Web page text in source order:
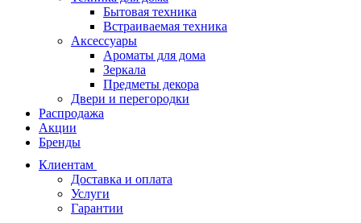
Бытовая техника
Встраиваемая техника
Аксессуары
Ароматы для дома
Зеркала
Предметы декора
Двери и перегородки
Распродажа
Акции
Бренды
Клиентам
Доставка и оплата
Услуги
Гарантии